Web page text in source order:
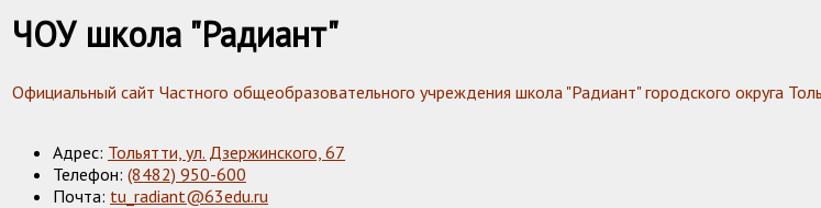
ЧОУ школа "Радиант"
Официальный сайт Частного общеобразовательного учреждения школа "Радиант" городского округа
Адрес: Тольятти, ул. Дзержинского, 67
Телефон: (8482) 950-600
Почта: tu_radiant@63edu.ru